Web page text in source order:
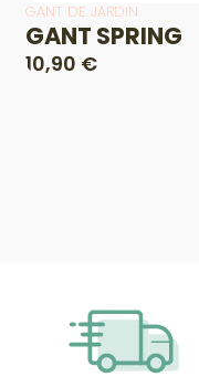
GANT DE JARDIN
GANT SPRING
10,90 €